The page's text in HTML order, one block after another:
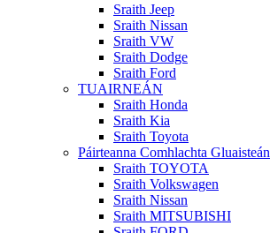
Sraith Jeep
Sraith Nissan
Sraith VW
Sraith Dodge
Sraith Ford
TUAIRNEÁN
Sraith Honda
Sraith Kia
Sraith Toyota
Páirteanna Comhlachta Gluaisteán
Sraith TOYOTA
Sraith Volkswagen
Sraith Nissan
Sraith MITSUBISHI